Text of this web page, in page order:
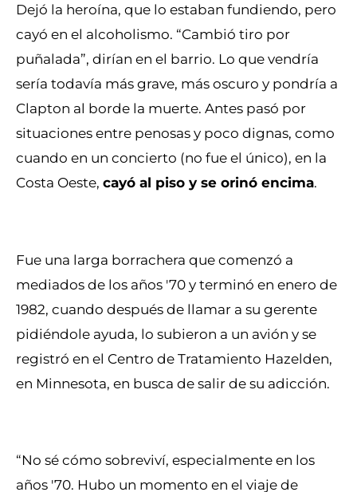
Dejó la heroína, que lo estaban fundiendo, pero
cayó en el alcoholismo. “Cambió tiro por
puñalada”, dirían en el barrio. Lo que vendría
sería todavía más grave, más oscuro y pondría a
Clapton al borde la muerte. Antes pasó por
situaciones entre penosas y poco dignas, como
cuando en un concierto (no fue el único), en la
Costa Oeste, cayó al piso y se orinó encima.
Fue una larga borrachera que comenzó a
mediados de los años '70 y terminó en enero de
1982, cuando después de llamar a su gerente
pidiéndole ayuda, lo subieron a un avión y se
registró en el Centro de Tratamiento Hazelden,
en Minnesota, en busca de salir de su adicción.
“No sé cómo sobreviví, especialmente en los
años '70. Hubo un momento en el viaje de